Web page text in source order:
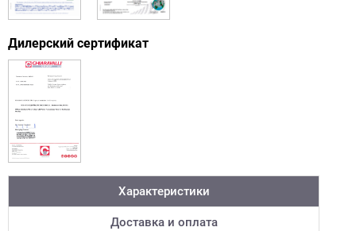
Дилерский сертификат
Характеристики
Доставка и оплата